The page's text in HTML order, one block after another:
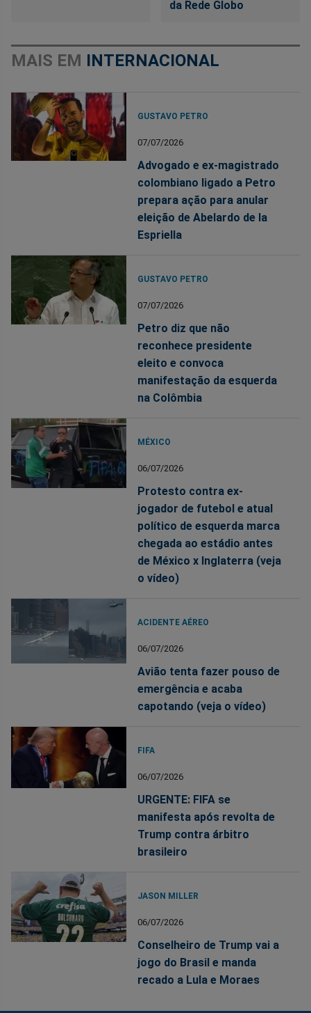
da Rede Globo
MAIS EM INTERNACIONAL
GUSTAVO PETRO
07/07/2026
Advogado e ex-magistrado
colombiano ligado a Petro
prepara ação para anular
eleição de Abelardo de la
Espriella
GUSTAVO PETRO
07/07/2026
Petro diz que não
reconhece presidente
eleito e convoca
manifestação da esquerda
na Colômbia
MÉXICO
06/07/2026
Protesto contra ex-
jogador de futebol e atual
político de esquerda marca
chegada ao estádio antes
de México x Inglaterra (veja
o vídeo)
ACIDENTE AÉREO
06/07/2026
Avião tenta fazer pouso de
emergência e acaba
capotando (veja o vídeo)
FIFA
06/07/2026
URGENTE: FIFA se
manifesta após revolta de
Trump contra árbitro
brasileiro
JASON MILLER
06/07/2026
Conselheiro de Trump vai a
jogo do Brasil e manda
recado a Lula e Moraes